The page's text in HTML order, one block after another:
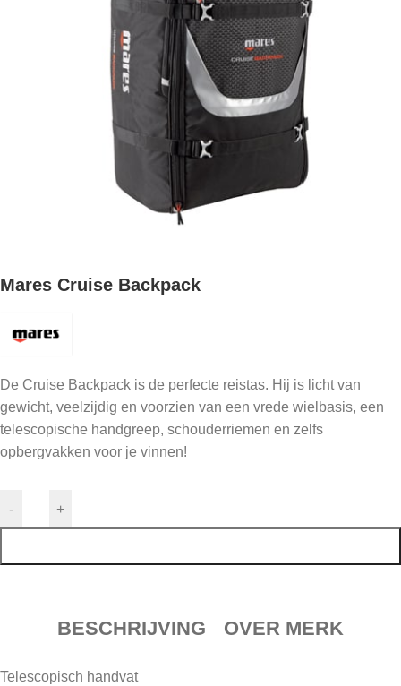
Mares Cruise Backpack
De Cruise Backpack is de perfecte reistas. Hij is licht van
gewicht, veelzijdig en voorzien van een vrede wielbasis, een
telescopische handgreep, schouderriemen en zelfs
opbergvakken voor je vinnen!
- +
BESCHRIJVING OVER MERK
Telescopisch handvat